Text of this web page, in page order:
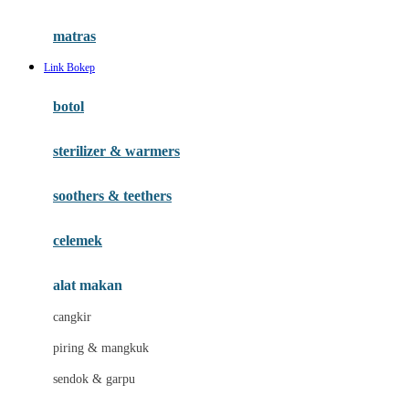
Hauck
Havaianas
Hybrid
I
Inlacta DHA
Ivenet
matras
Link Bokep
botol
sterilizer & warmers
soothers & teethers
celemek
alat makan
cangkir
piring & mangkuk
sendok & garpu